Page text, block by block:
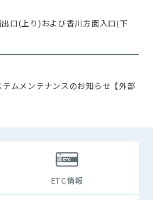
口(上り)および香川方面入口(下
ムメンテナンスのお知らせ【外部
ETC情報